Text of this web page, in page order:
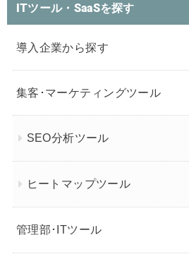
ITツール・SaaSを探す
導入企業から探す
集客･マーケティングツール
SEO分析ツール
ヒートマップツール
管理部･ITツール